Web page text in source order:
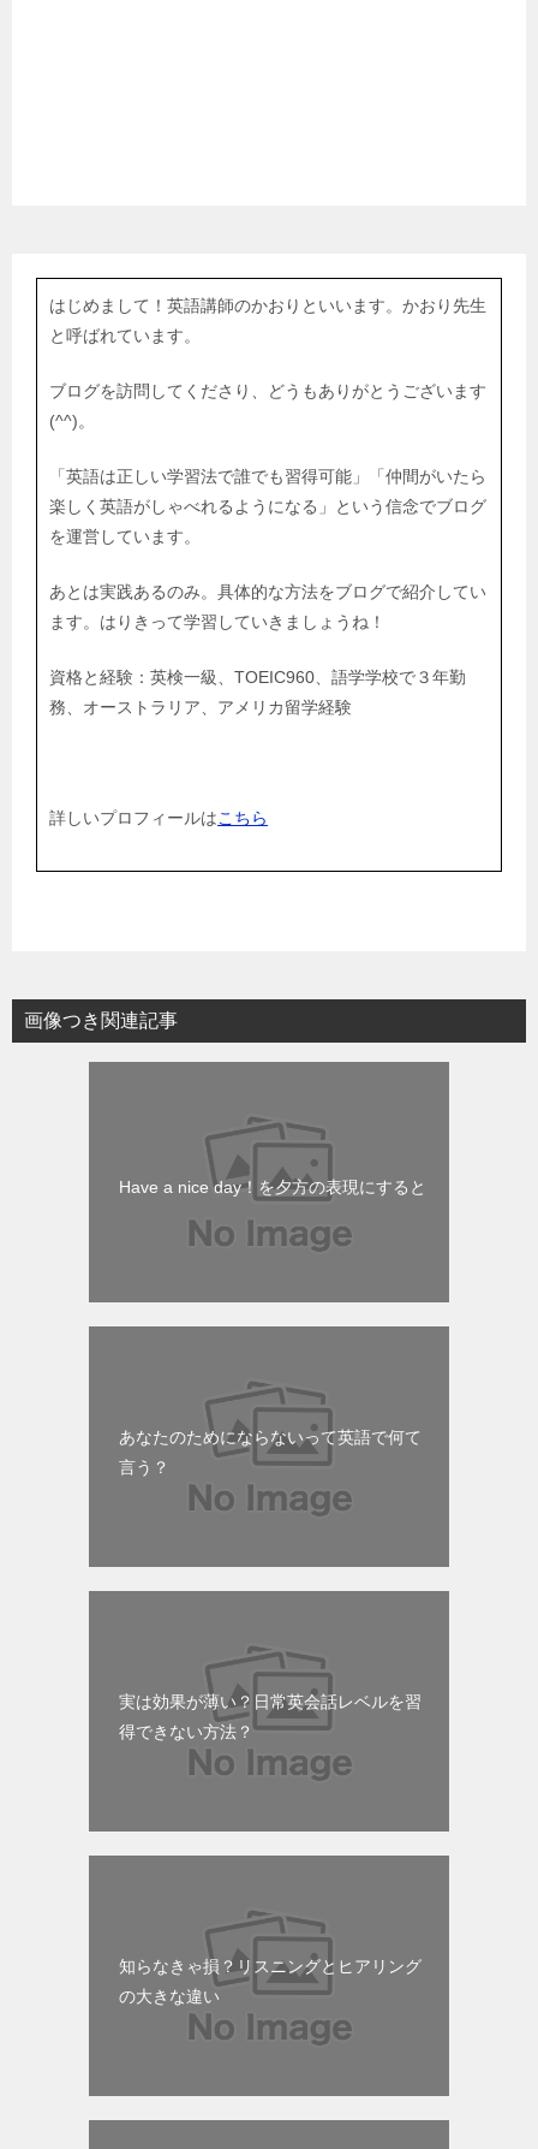
はじめまして！英語講師のかおりといいます。かおり先生
と呼ばれています。
ブログを訪問してくださり、どうもありがとうございます
(^^)。
「英語は正しい学習法で誰でも習得可能」「仲間がいたら
楽しく英語がしゃべれるようになる」という信念でブログ
を運営しています。
あとは実践あるのみ。具体的な方法をブログで紹介してい
ます。はりきって学習していきましょうね！
資格と経験：英検一級、TOEIC960、語学学校で３年勤
務、オーストラリア、アメリカ留学経験
詳しいプロフィールはこちら
画像つき関連記事
Have a nice day！を夕方の表現にすると
あなたのためにならないって英語で何て
言う？
実は効果が薄い？日常英会話レベルを習
得できない方法？
知らなきゃ損？リスニングとヒアリング
の大きな違い